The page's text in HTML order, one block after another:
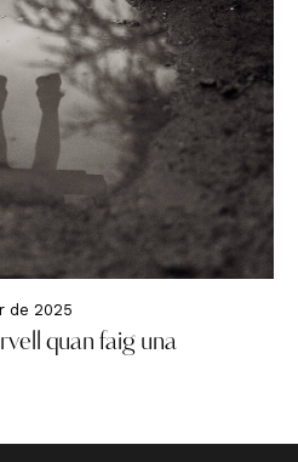
de 2025
quan faig una